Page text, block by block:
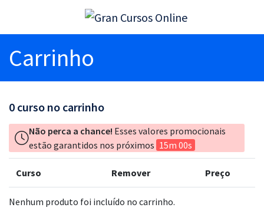
Carrinho
0 curso no carrinho
Não perca a chance! Esses valores promocionais
estão garantidos nos próximos 15m 00s
Curso Remover Preço
Nenhum produto foi incluído no carrinho.